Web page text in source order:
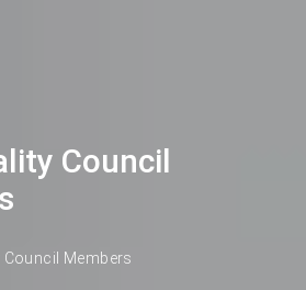
Council
Members